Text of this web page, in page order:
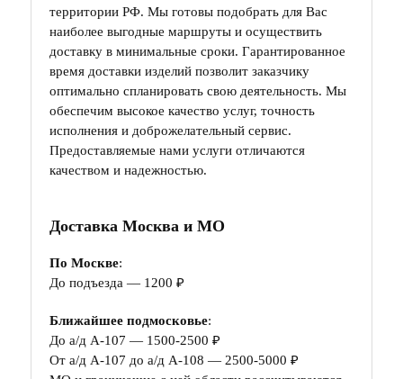
территории РФ. Мы готовы подобрать для Вас
наиболее выгодные маршруты и осуществить
доставку в минимальные сроки. Гарантированное
время доставки изделий позволит заказчику
оптимально спланировать свою деятельность. Мы
обеспечим высокое качество услуг, точность
исполнения и доброжелательный сервис.
Предоставляемые нами услуги отличаются
качеством и надежностью.
Доставка Москва и МО
По Москве:
До подъезда — 1200 ₽
Ближайшее подмосковье:
До а/д А-107 — 1500-2500 ₽
От а/д А-107 до а/д А-108 — 2500-5000 ₽